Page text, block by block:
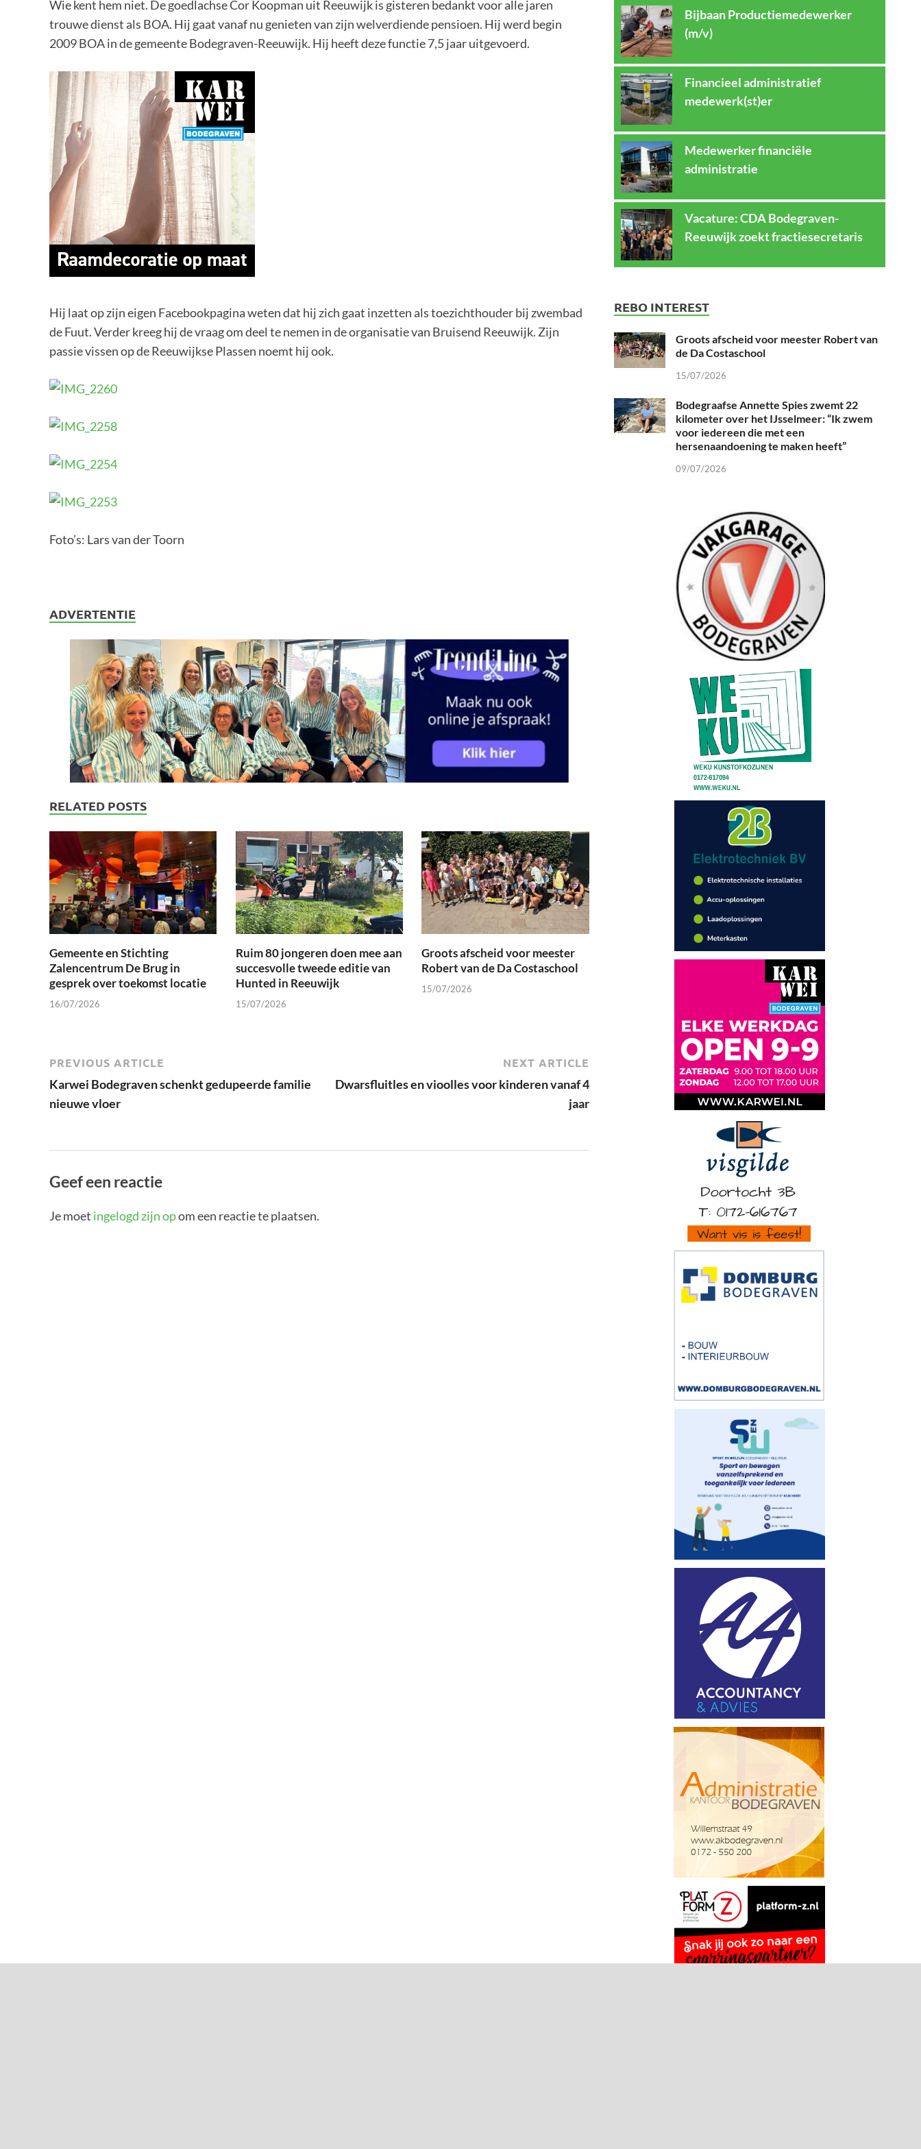
Wie kent hem niet. De goedlachse Cor Koopman uit Reeuwijk is gisteren bedankt voor alle jaren
trouwe dienst als BOA. Hij gaat vanaf nu genieten van zijn welverdiende pensioen. Hij werd begin
2009 BOA in de gemeente Bodegraven-Reeuwijk. Hij heeft deze functie 7,5 jaar uitgevoerd.
Hij laat op zijn eigen Facebookpagina weten dat hij zich gaat inzetten als toezichthouder bij zwembad
de Fuut. Verder kreeg hij de vraag om deel te nemen in de organisatie van Bruisend Reeuwijk. Zijn
passie vissen op de Reeuwijkse Plassen noemt hij ook.
Foto’s: Lars van der Toorn
ADVERTENTIE
RELATED POSTS
Gemeente en Stichting
Zalencentrum De Brug in
gesprek over toekomst locatie
16/07/2026
Ruim 80 jongeren doen mee aan
succesvolle tweede editie van
Hunted in Reeuwijk
15/07/2026
Groots afscheid voor meester
Robert van de Da Costaschool
15/07/2026
PREVIOUS ARTICLE
Karwei Bodegraven schenkt gedupeerde familie
nieuwe vloer
NEXT ARTICLE
Dwarsfluitles en vioolles voor kinderen vanaf 4
jaar
Geef een reactie
Je moet ingelogd zijn opom een reactie te plaatsen.
Bijbaan Productiemedewerker
(m/v)
Financieel administratief
medewerk(st)er
Medewerker financiële
administratie
Vacature: CDA Bodegraven-
Reeuwijk zoekt fractiesecretaris
REBO INTEREST
Groots afscheid voor meester Robert van
de Da Costaschool
15/07/2026
Bodegraafse Annette Spies zwemt 22
kilometer over het IJsselmeer: “Ik zwem
voor iedereen die met een
hersenaandoening te maken heeft”
09/07/2026